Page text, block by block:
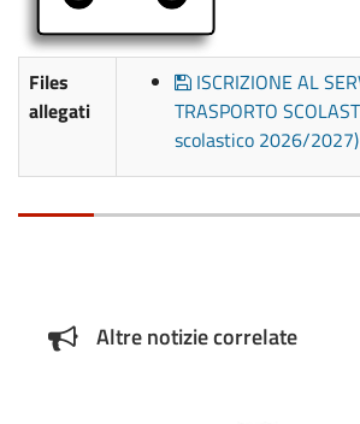
Files
allegati
ISCRIZIONE AL
TRASPORTO
scolastico 2026/2027)
Altre notizie correlate